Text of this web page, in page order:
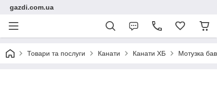
gazdi.com.ua
Товари та послуги Канати Канати ХБ Мотузка